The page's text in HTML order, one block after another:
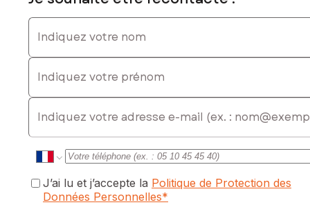
Indiquez votre nom
Indiquez votre prénom
E-mail
J’ai lu et j’accepte la Politique de Protection des
Données Personnelles*